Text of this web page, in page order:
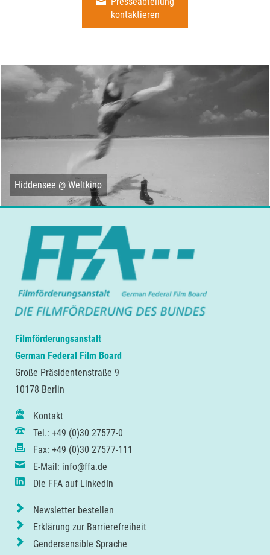
kontaktieren
Hiddensee @ Weltkino
Filmförderungsanstalt
German Federal Film Board
Große Präsidentenstraße 9
10178 Berlin
Kontakt
Tel.: +49 (0)30 27577-0
Fax: +49 (0)30 27577-111
E-Mail: info@ffa.de
Die FFA auf LinkedIn
Newsletter bestellen
Erklärung zur Barrierefreiheit
Gendersensible Sprache